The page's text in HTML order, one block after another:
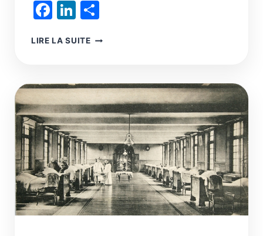
Facebook
LinkedIn
LIRE LA SUITEL’HUMANITÉ
LA
CAPACITÉ
DE
SE
SOUSTRAIRE
À
LA
CONTRAINTE
DE
LA
RESSOURCE